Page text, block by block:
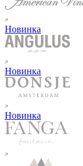
Новинка
Новинка
Новинка